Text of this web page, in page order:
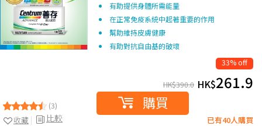
(3)
比較
收藏
有助提供身體所需能量
在正常免疫系統中起著重要的作用
幫助維持皮膚健康
有助對抗自由基的破壞
33% off
HK$390.0 HK$261.9
購買
已有40人購買